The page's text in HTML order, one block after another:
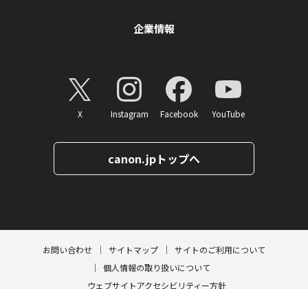
企業情報
X Instagram Facebook YouTube
canon.jpトップへ
お問い合わせ サイトマップ
サイトのご利用について
個人情報の取り扱いについて
ウェブサイトアクセシビリティー方針